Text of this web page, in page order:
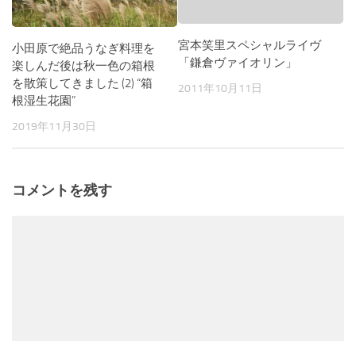
小田原で絶品うなぎ料理を
楽しんだ後は秋一色の箱根
を散策してきました (2) “箱
根湿生花園”
2019年11月30日
宮本笑里スペシャルライヴ
「鎌倉ヴァイオリン」
2011年10月11日
コメントを残す